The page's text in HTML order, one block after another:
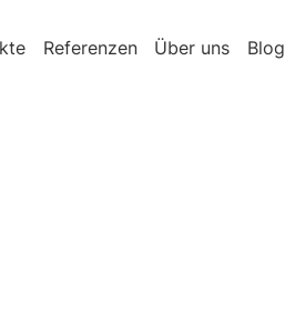
Referenzen Über uns Blog